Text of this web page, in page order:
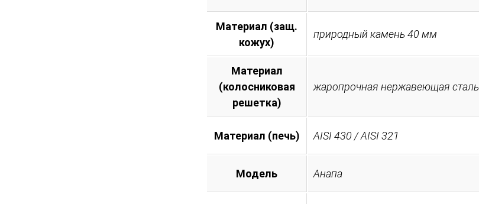
Материал (защ.
кожух)
природный камень 40 мм
Материал
(колосниковая
решетка)
жаропрочная нержавеющая сталь
Материал (печь) AISI 430 / AISI 321
Модель Анапа